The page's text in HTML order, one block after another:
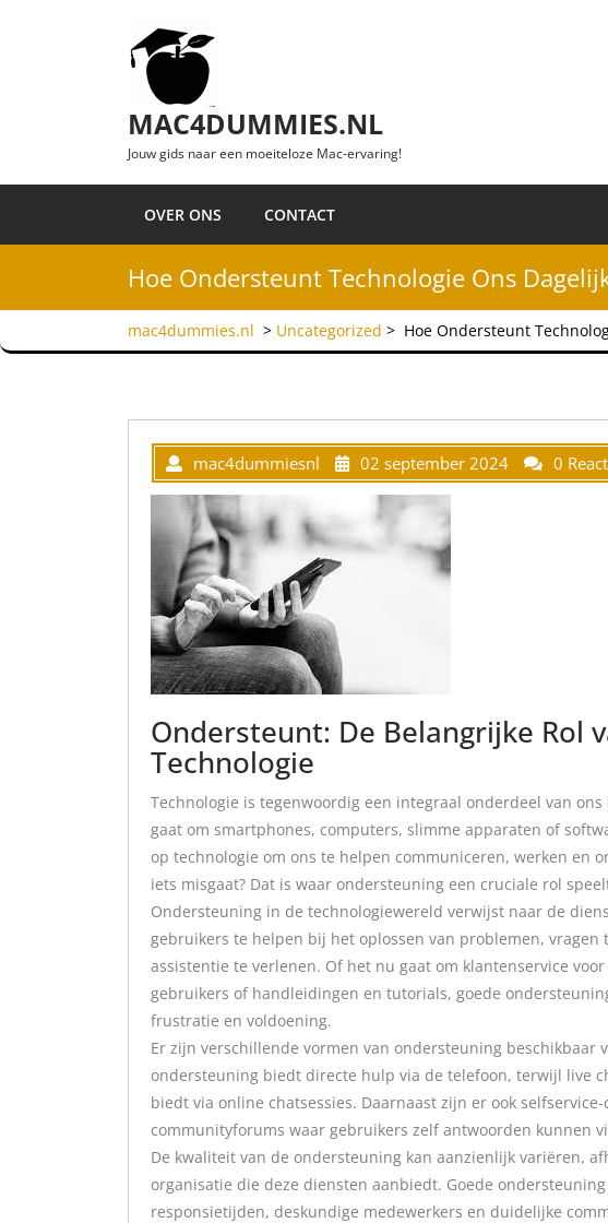
MAC4DUMMIES.NL
Jouw gids naar een moeiteloze Mac-ervaring!
OVER ONS CONTACT
Hoe Ondersteunt Technologie Ons
mac4dummies.nl > Uncategorized > Hoe Ondersteunt
mac4dummiesnl 02 september 2024 0
Ondersteunt: De Belangrijke Rol
Technologie
Technologie is tegenwoordig een integraal onderdeel van
gaat om smartphones, computers, slimme apparaten of
op technologie om ons te helpen communiceren, werken en
iets misgaat? Dat is waar ondersteuning een cruciale rol
Ondersteuning in de technologiewereld verwijst naar de
gebruikers te helpen bij het oplossen van problemen, vragen
assistentie te verlenen. Of het nu gaat om klantenservice
gebruikers of handleidingen en tutorials, goede
frustratie en voldoening.
Er zijn verschillende vormen van ondersteuning beschikbaar
ondersteuning biedt directe hulp via de telefoon, terwijl live
biedt via online chatsessies. Daarnaast zijn er ook selfservice-
communityforums waar gebruikers zelf antwoorden kunnen
De kwaliteit van de ondersteuning kan aanzienlijk variëren,
organisatie die deze diensten aanbiedt. Goede
responsietijden, deskundige medewerkers en duidelijke